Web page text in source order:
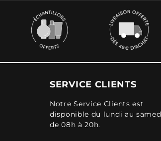
SERVICE CLIENTS
Notre Service Clients est
disponible du lundi au
de 08h à 20h.